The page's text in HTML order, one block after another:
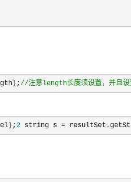
//注意length长度须设置，并且
2 string s =